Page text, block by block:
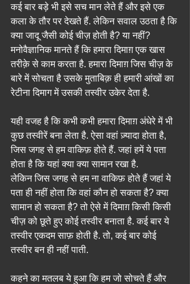
कई बार बड़े भी इसे सच मान लेते हैं और इसे एक
कला के तौर पर देखते हैं. लेकिन सवाल उठता है कि
क्या जादू जैसी कोई चीज़ होती है? या नहीं?
मनोवैज्ञानिक मानते हैं कि हमारा दिमाग़ एक खास
तरीक़े से काम करता है. हमारा दिमाग़ जिस चीज़ के
बारे में सोचता है उसके मुताबिक़ ही हमारी आंखों का
रेटीना दिमाग में उसकी तस्वीर उकेर देता है.
यही वजह है कि कभी कभी हमारा दिमाग़ अंधेरे में भी
कुछ तस्वीरें बना लेता है. ऐसा वहां ज़्यादा होता है,
जिस जगह से हम वाकिफ़ होते हैं. जहां हमें ये पता
होता है कि यहां क्या क्या सामान रखा है.
लेकिन जिस जगह से हम ना वाकिफ़ होते हैं जहां ये
पता ही नहीं होता कि वहां कौन हो सकता है? क्या
सामान हो सकता है? तो ऐसे में दिमाग़ किसी किसी
चीज़ को छूते हुए कोई तस्वीर बनाता है. कई बार ये
तस्वीर एकदम साफ़ होती है. तो, कई बार कोई
तस्वीर बन ही नहीं पाती.
कहने का मतलब ये हुआ कि हम जो सोचते हैं और